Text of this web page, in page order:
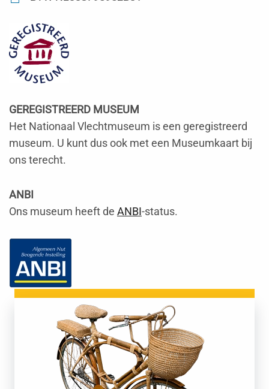
GEREGISTREERD MUSEUM
Het Nationaal Vlechtmuseum is een geregistreerd
museum. U kunt dus ook met een Museumkaart bij
ons terecht.
ANBI
Ons museum heeft de ANBI-status.